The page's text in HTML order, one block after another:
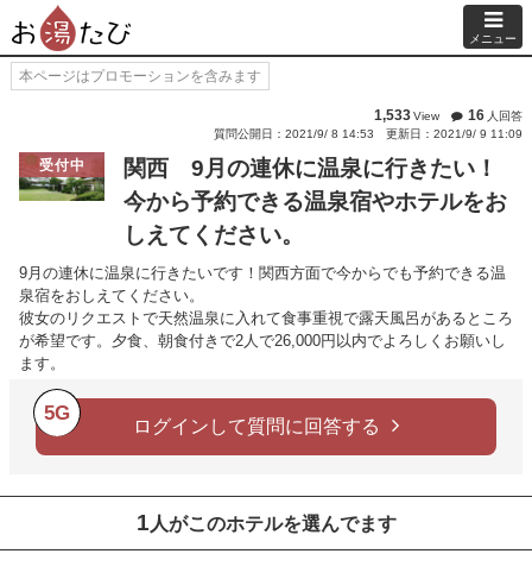
メニュー
本ページはプロモーションを含みます
1,533View 16 人回答
質問公開日：2021/9/ 8 14:53
更新日：2021/9/ 9 11:09
受付中
関西 9月の連休に温泉に行きたい！
今から予約できる温泉宿やホテルをお
しえてください。
9月の連休に温泉に行きたいです！関西方面で今からでも予約できる温
泉宿をおしえてください。
彼女のリクエストで天然温泉に入れて食事重視で露天風呂があるところ
が希望です。夕食、朝食付きで2人で26,000円以内でよろしくお願いし
ます。
5G
ログインして質問に回答する
1 人がこのホテルを選んでます